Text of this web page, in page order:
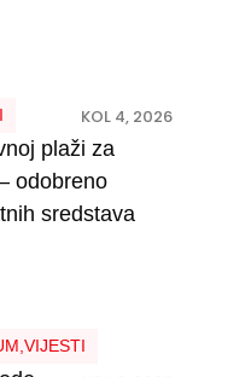
KOL 4, 2026
plaži za
odobreno
sredstava
VIJESTI